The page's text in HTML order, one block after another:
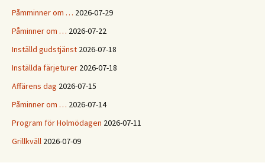
Påmminner om … 2026-07-29
Påminner om … 2026-07-22
Inställd gudstjänst 2026-07-18
Inställda färjeturer 2026-07-18
Affärens dag 2026-07-15
Påminner om … 2026-07-14
Program för Holmödagen 2026-07-11
Grillkväll 2026-07-09